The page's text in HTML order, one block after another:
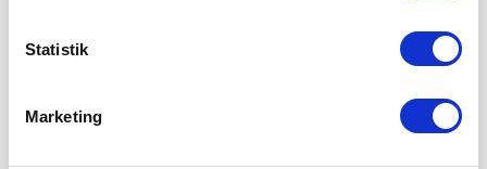
Statistik
Marketing